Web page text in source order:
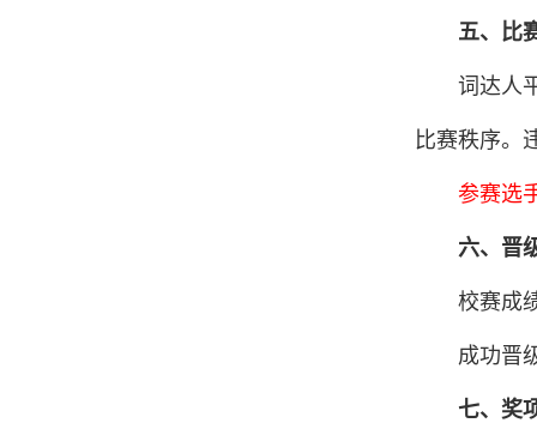
五、比
词达人
比赛秩序。
参赛选
六、晋
校赛成
成功晋
七、奖